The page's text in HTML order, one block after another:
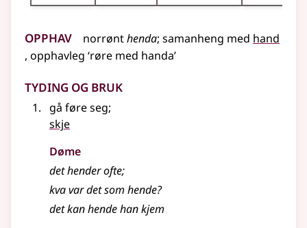
Opphav norrønthenda; samanheng med hand
, opphavleg ‘røre med handa’
Tyding og bruk
gå føre seg;
skje
Døme
det hender ofte;
kva var det som hende?
det kan hende han kjem